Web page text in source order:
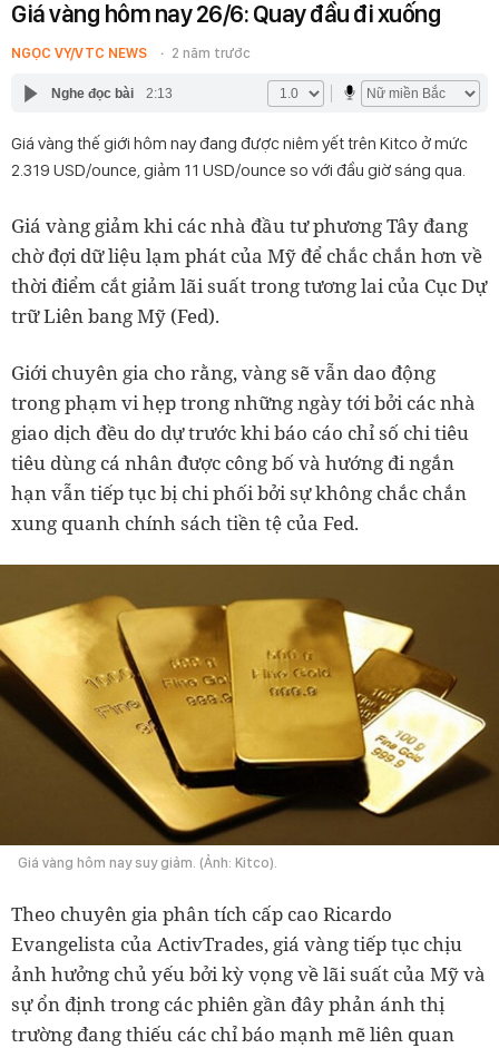
Giá vàng hôm nay 26/6: Quay đầu đi xuống
NGỌC VY/VTC NEWS 2 năm trước
Nghe đọc bài 2:13
Giá vàng thế giới hôm nay đang được niêm yết trên Kitco ở mức
2.319 USD/ounce, giảm 11 USD/ounce so với đầu giờ sáng qua.
Giá vàng giảm khi các nhà đầu tư phương Tây đang
chờ đợi dữ liệu lạm phát của Mỹ để chắc chắn hơn về
thời điểm cắt giảm lãi suất trong tương lai của Cục Dự
trữ Liên bang Mỹ (Fed).
Giới chuyên gia cho rằng, vàng sẽ vẫn dao động
trong phạm vi hẹp trong những ngày tới bởi các nhà
giao dịch đều do dự trước khi báo cáo chỉ số chi tiêu
tiêu dùng cá nhân được công bố và hướng đi ngắn
hạn vẫn tiếp tục bị chi phối bởi sự không chắc chắn
xung quanh chính sách tiền tệ của Fed.
Giá vàng hôm nay suy giảm. (Ảnh: Kitco).
Theo chuyên gia phân tích cấp cao Ricardo
Evangelista của ActivTrades, giá vàng tiếp tục chịu
ảnh hưởng chủ yếu bởi kỳ vọng về lãi suất của Mỹ và
sự ổn định trong các phiên gần đây phản ánh thị
trường đang thiếu các chỉ báo mạnh mẽ liên quan